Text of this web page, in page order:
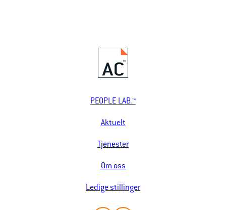
PEOPLE LAB.™
Aktuelt
Tjenester
Om oss
Ledige stillinger